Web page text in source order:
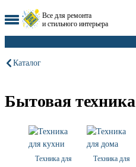
Все для ремонта
и стильного интерьера
Каталог
Бытовая техника
Техника для
Техника для